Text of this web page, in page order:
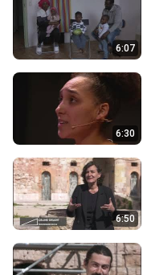
6:07
6:30
6:50